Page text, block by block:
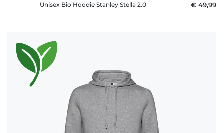
Unisex Bio Hoodie Stanley Stella 2.0 € 49,99